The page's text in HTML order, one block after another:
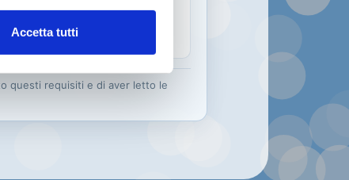
Accetta tutti
in unPaese extra-UE,
di Guida valido
originale.
questi requisiti e di aver letto le